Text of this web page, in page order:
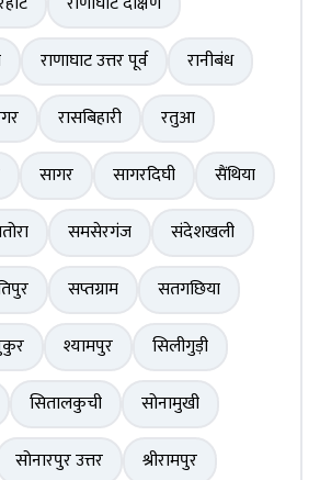
राणाघाट उत्तर पूर्व
रानीबंध
रासबिहारी
रतुआ
सागर सागरदिघी
सैंथिया
समसेरगंज
संदेशखली
सप्तग्राम
सतगछिया
श्यामपुर
सिलीगुड़ी
सितालकुची
सोनामुखी
सोनारपुर उत्तर
श्रीरामपुर